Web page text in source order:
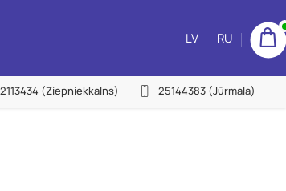
LV RU
(Ziepniekkalns) 25144383 (Jūrmala)